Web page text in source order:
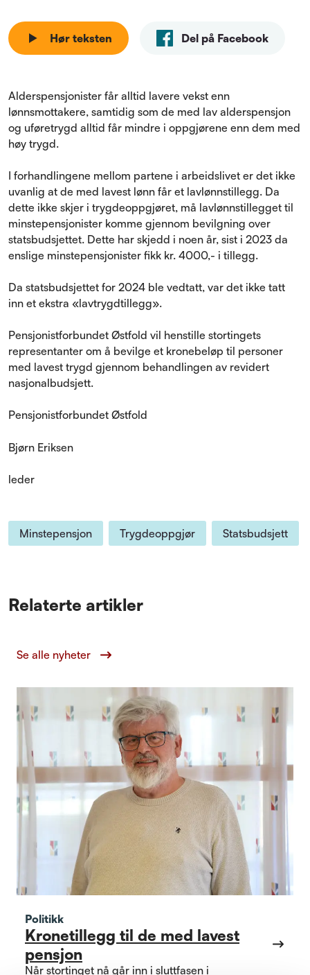
Hør teksten Del på Facebook
Alderspensjonister får alltid lavere vekst enn
lønnsmottakere, samtidig som de med lav alderspensjon
og uføretrygd alltid får mindre i oppgjørene enn dem med
høy trygd.
I forhandlingene mellom partene i arbeidslivet er det ikke
uvanlig at de med lavest lønn får et lavlønnstillegg. Da
dette ikke skjer i trygdeoppgjøret, må lavlønnstillegget til
minstepensjonister komme gjennom bevilgning over
statsbudsjettet. Dette har skjedd i noen år, sist i 2023 da
enslige minstepensjonister fikk kr. 4000,- i tillegg.
Da statsbudsjettet for 2024 ble vedtatt, var det ikke tatt
inn et ekstra «lavtrygdtillegg».
Pensjonistforbundet Østfold vil henstille stortingets
representanter om å bevilge et kronebeløp til personer
med lavest trygd gjennom behandlingen av revidert
nasjonalbudsjett.
Pensjonistforbundet Østfold
Bjørn Eriksen
leder
Minstepensjon Trygdeoppgjør Statsbudsjett
Relaterte artikler
Se alle nyheter
Politikk
Kronetillegg til de med lavest
pensjon
Når stortinget nå går inn i sluttfasen i